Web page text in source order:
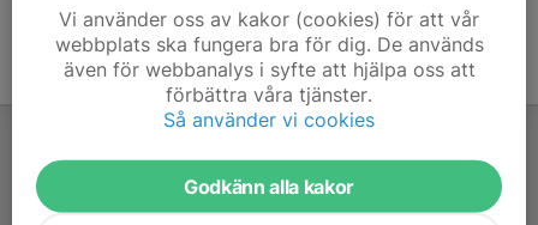
Vi använder oss av kakor (cookies) för att vår
webbplats ska fungera bra för dig. De används
även för webbanalys i syfte att hjälpa oss att
förbättra våra tjänster.
Så använder vi cookies
Godkänn alla kakor